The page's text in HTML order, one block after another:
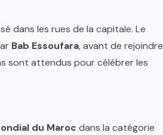
dans les rues de la capitale. Le
Bab Essoufara, avant de rejoindre
sont attendus pour célébrer les
du Maroc dans la catégorie